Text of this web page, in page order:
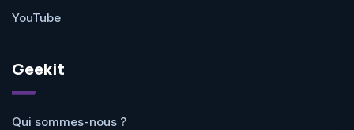
YouTube
Geekit
Qui sommes-nous ?